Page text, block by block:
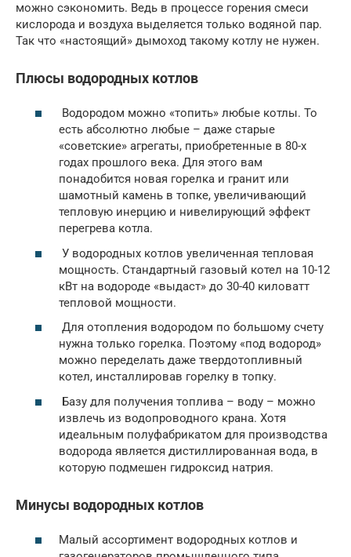
можно сэкономить. Ведь в процессе горения смеси
кислорода и воздуха выделяется только водяной пар.
Так что «настоящий» дымоход такому котлу не нужен.
Плюсы водородных котлов
Водородом можно «топить» любые котлы. То
есть абсолютно любые – даже старые
«советские» агрегаты, приобретенные в 80-х
годах прошлого века. Для этого вам
понадобится новая горелка и гранит или
шамотный камень в топке, увеличивающий
тепловую инерцию и нивелирующий эффект
перегрева котла.
У водородных котлов увеличенная тепловая
мощность. Стандартный газовый котел на 10-12
кВт на водороде «выдаст» до 30-40 киловатт
тепловой мощности.
Для отопления водородом по большому счету
нужна только горелка. Поэтому «под водород»
можно переделать даже твердотопливный
котел, инсталлировав горелку в топку.
Базу для получения топлива – воду – можно
извлечь из водопроводного крана. Хотя
идеальным полуфабрикатом для производства
водорода является дистиллированная вода, в
которую подмешен гидроксид натрия.
Минусы водородных котлов
Малый ассортимент водородных котлов и